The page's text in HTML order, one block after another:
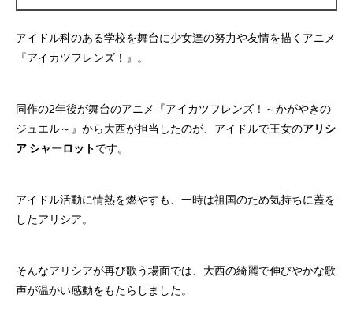
アイドル科のある学校を舞台に少女達の努力や友情を描くアニメ
『アイカツフレンズ！』。
同作の2年後が舞台のアニメ『アイカツフレンズ！～かがやきの
ジュエル～』から大西が担当したのが、アイドルで王女のアリシ
ア シャーロットです。
アイドル活動に情熱を燃やすも、一時は祖国のため気持ちに蓋を
したアリシア。
そんなアリシアが再び歌う場面では、大西の綺麗で伸びやかな歌
声が温かい感動をもたらしました。